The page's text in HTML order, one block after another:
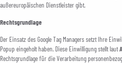
außereuropäischen Dienstleister gibt.
Rechtsgrundlage
Der Einsatz des Google Tag Managers setzt Ihre
Popup eingeholt haben. Diese Einwilligung stellt laut
Rechtsgrundlage für die Verarbeitung